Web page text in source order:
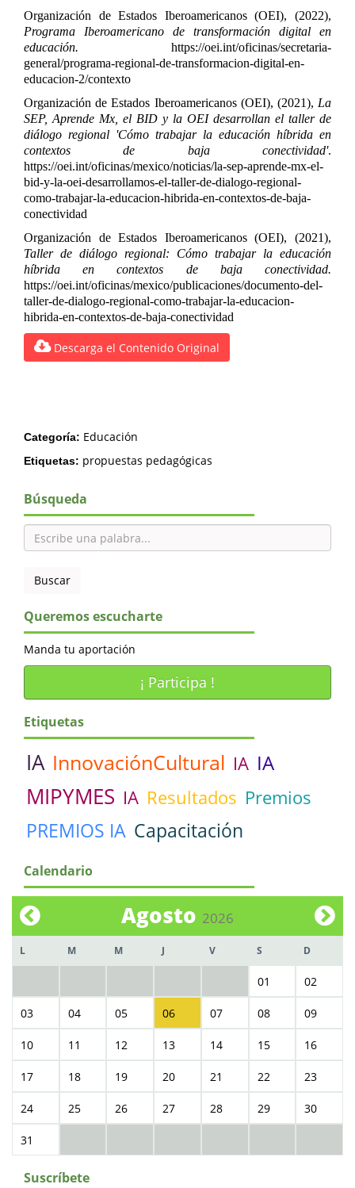
Organización de Estados Iberoamericanos (OEI), (2022),
Programa Iberoamericano de transformación digital en
educación. https://oei.int/oficinas/secretaria-
general/programa-regional-de-transformacion-digital-en-
educacion-2/contexto
Organización de Estados Iberoamericanos (OEI), (2021), La
SEP, Aprende Mx, el BID y la OEI desarrollan el taller de
diálogo regional 'Cómo trabajar la educación híbrida en
contextos de baja conectividad'.
https://oei.int/oficinas/mexico/noticias/la-sep-aprende-mx-el-
bid-y-la-oei-desarrollamos-el-taller-de-dialogo-regional-
como-trabajar-la-educacion-hibrida-en-contextos-de-baja-
conectividad
Organización de Estados Iberoamericanos (OEI), (2021),
Taller de diálogo regional: Cómo trabajar la educación
híbrida en contextos de baja conectividad.
https://oei.int/oficinas/mexico/publicaciones/documento-del-
taller-de-dialogo-regional-como-trabajar-la-educacion-
hibrida-en-contextos-de-baja-conectividad
Descarga el Contenido Original
Categoría: Educación
Etiquetas: propuestas pedagógicas
Búsqueda
Queremos escucharte
Manda tu aportación
¡ Participa !
Etiquetas
IA InnovaciónCultural IA IA
MIPYMES IA Resultados Premios
PREMIOS IA Capacitación
Calendario
Agosto 2026
L M M J V S D
01 02
03 04 05 06 07 08 09
10 11 12 13 14 15 16
17 18 19 20 21 22 23
24 25 26 27 28 29 30
31
Suscríbete